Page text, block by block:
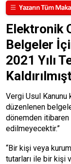
Elektronik
Belgeler
2021 Yılı
Vergi Usul Kanunu
düzenlenen
dönemden
edilmeyecektir.”
“Bir kişi veya
tutarları ile bir kişi